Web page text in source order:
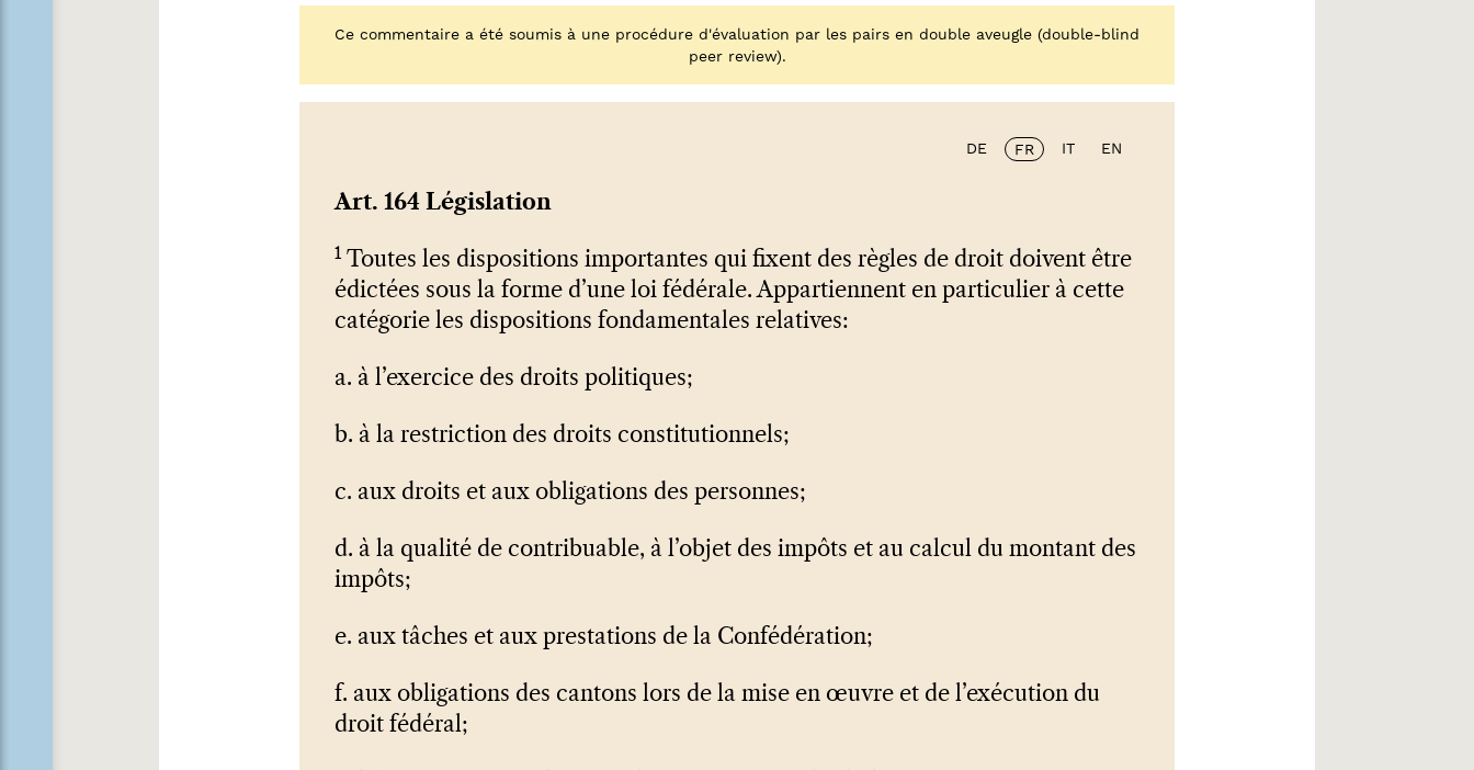
Ce commentaire a été soumis à une procédure d'évaluation par les pairs en double aveugle (double-blind
peer review).
DE FR IT EN
Art. 164 Législation
1 Toutes les dispositions importantes qui fixent des règles de droit doivent être
édictées sous la forme d’une loi fédérale. Appartiennent en particulier à cette
catégorie les dispositions fondamentales relatives:
a. à l’exercice des droits politiques;
b. à la restriction des droits constitutionnels;
c. aux droits et aux obligations des personnes;
d. à la qualité de contribuable, à l’objet des impôts et au calcul du montant des
impôts;
e. aux tâches et aux prestations de la Confédération;
f. aux obligations des cantons lors de la mise en œuvre et de l’exécution du
droit fédéral;